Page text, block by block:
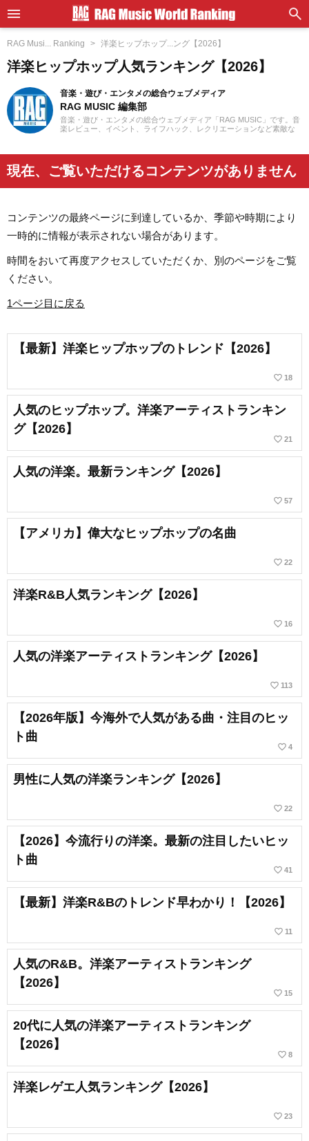
RAG Musi... Ranking 洋楽ヒップホップ...ング【2026】
洋楽ヒップホップ人気ランキング【2026】
音楽・遊び・エンタメの総合ウェブメディア
RAG MUSIC 編集部
音楽・遊び・エンタメの総合ウェブメディア「RAG MUSIC」です。音
楽レビュー、イベント、ライフハック、レクリエーションなど素敵な
現在、ご覧いただけるコンテンツがありません
コンテンツの最終ページに到達しているか、季節や時期により
一時的に情報が表示されない場合があります。
時間をおいて再度アクセスしていただくか、別のページをご覧
ください。
1ページ目に戻る
【最新】洋楽ヒップホップのトレンド【2026】
favorite_border 18
人気のヒップホップ。洋楽アーティストランキン
グ【2026】
favorite_border 21
人気の洋楽。最新ランキング【2026】
favorite_border 57
【アメリカ】偉大なヒップホップの名曲
favorite_border 22
洋楽R&B人気ランキング【2026】
favorite_border 16
人気の洋楽アーティストランキング【2026】
favorite_border 113
【2026年版】今海外で人気がある曲・注目のヒッ
ト曲
favorite_border 4
男性に人気の洋楽ランキング【2026】
favorite_border 22
【2026】今流行りの洋楽。最新の注目したいヒッ
ト曲
favorite_border 41
【最新】洋楽R&Bのトレンド早わかり！【2026】
favorite_border 11
人気のR&B。洋楽アーティストランキング
【2026】
favorite_border 15
20代に人気の洋楽アーティストランキング
【2026】
favorite_border 8
洋楽レゲエ人気ランキング【2026】
favorite_border 23